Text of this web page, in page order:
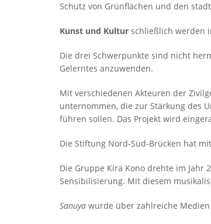
Schutz von Grünflächen und den
Kunst und Kultur schließlich werden
Die drei Schwerpunkte sind nicht
Gelerntes anzuwenden.
Mit verschiedenen Akteuren der
unternommen, die zur Stärkung des
führen sollen. Das Projekt wird
Die Stiftung Nord-Süd-Brücken hat
Die Gruppe Kira Kono drehte im Jahr
Sensibilisierung. Mit diesem
Sanuya wurde über zahlreiche Medien